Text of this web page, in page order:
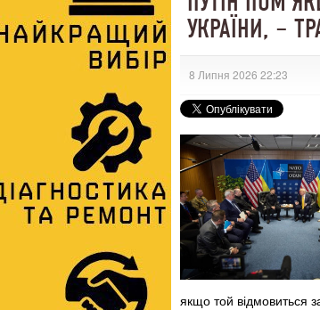
УКРАЇНИ, –
8 Липня 2026 22:23
якщо той відмовиться